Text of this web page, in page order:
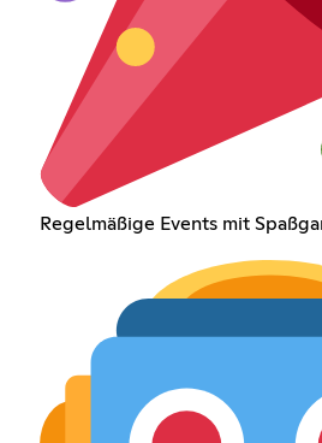
Regelmäßige Events mit